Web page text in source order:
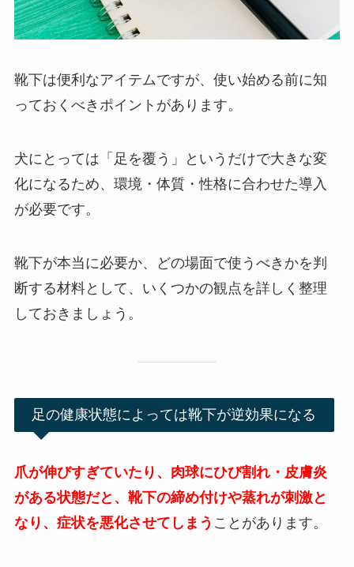
靴下は便利なアイテムですが、使い始める前に知
っておくべきポイントがあります。
犬にとっては「足を覆う」というだけで大きな変
化になるため、環境・体質・性格に合わせた導入
が必要です。
靴下が本当に必要か、どの場面で使うべきかを判
断する材料として、いくつかの観点を詳しく整理
しておきましょう。
足の健康状態によっては靴下が逆効果になる
爪が伸びすぎていたり、肉球にひび割れ・皮膚炎
がある状態だと、靴下の締め付けや蒸れが刺激と
なり、症状を悪化させてしまう ことがあります。